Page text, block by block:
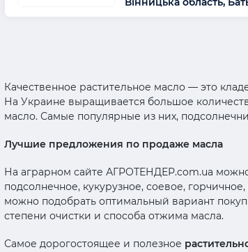
Качественное растительное масло — это
На Украине выращивается большое
масло. Самые популярные из них,
Лучшие предложения по продаже масла
На аграрном сайте АГРОТЕНДЕР.com.ua
подсолнечное, кукурузное, соевое,
можно подобрать оптимальный вариант
степени очистки и способа отжима масла.
Самое дорогостоящее и полезное